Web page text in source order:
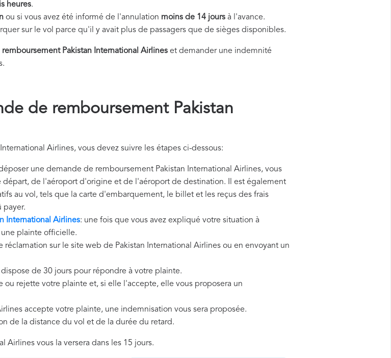
heures.
ou si vous avez été informé de l'annulation moins de 14 jours à l'avance.
sur le vol parce qu'il y avait plus de passagers que de sièges disponibles.
remboursement Pakistan International Airlines et demander une indemnité
de remboursement Pakistan
Airlines, vous devez suivre les étapes ci-dessous:
une demande de remboursement Pakistan International Airlines, vous
de l'aéroport d'origine et de l'aéroport de destination. Il est également
au vol, tels que la carte d'embarquement, le billet et les reçus des frais
payer.
International Airlines: une fois que vous avez expliqué votre situation à
une plainte officielle.
sur le site web de Pakistan International Airlines ou en envoyant un
de 30 jours pour répondre à votre plainte.
ou rejette votre plainte et, si elle l'accepte, elle vous proposera un
accepte votre plainte, une indemnisation vous sera proposée.
de la distance du vol et de la durée du retard.
Airlines vous la versera dans les 15 jours.